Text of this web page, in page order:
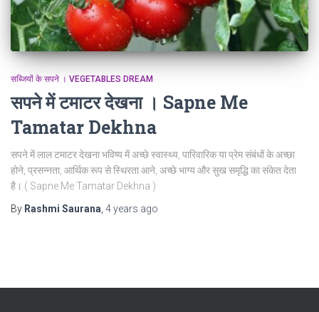
सब्जियों के सपने । VEGETABLES DREAM
सपने में टमाटर देखना । Sapne Me
Tamatar Dekhna
सपने में लाल टमाटर देखना भविष्य में अच्छे स्वास्थ्य, पारिवारिक या प्रेम संबंधों के अच्छा
होने, प्रसन्नता, आर्थिक रूप से स्थिरता आने, अच्छे भाग्य और सुख समृद्धि का संकेत देता
है। ( Sapne Me Tamatar Dekhna )
By Rashmi Saurana 4 years ago